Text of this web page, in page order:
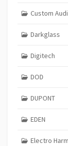
Custom
Darkglass
Digitech
DOD
DUPONT
EDEN
Electro